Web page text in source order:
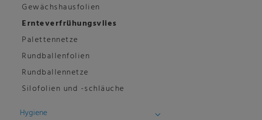
Gewächshausfolien
Ernteverfrühungsvlies
Palettennetze
Rundballenfolien
Rundballennetze
Silofolien und -schläuche
Hygiene